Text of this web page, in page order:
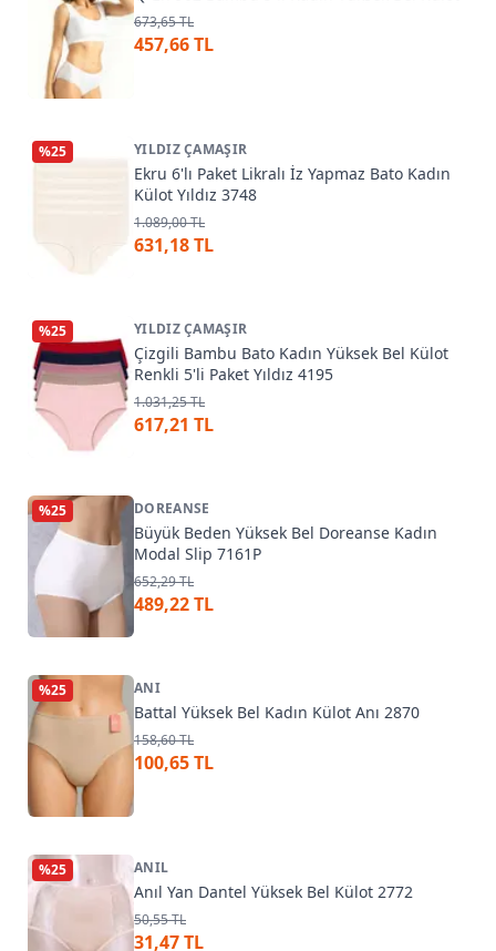
673,65 TL
457,66 TL
%25 YILDIZ ÇAMAŞIR
Ekru 6'lı Paket Likralı İz Yapmaz Bato Kadın
Külot Yıldız 3748
1.089,00 TL
631,18 TL
%25 YILDIZ ÇAMAŞIR
Çizgili Bambu Bato Kadın Yüksek Bel Külot
Renkli 5'li Paket Yıldız 4195
1.031,25 TL
617,21 TL
%25 DOREANSE
Büyük Beden Yüksek Bel Doreanse Kadın
Modal Slip 7161P
652,29 TL
489,22 TL
%25 ANI
Battal Yüksek Bel Kadın Külot Anı 2870
158,60 TL
100,65 TL
%25 ANIL
Anıl Yan Dantel Yüksek Bel Külot 2772
50,55 TL
31,47 TL